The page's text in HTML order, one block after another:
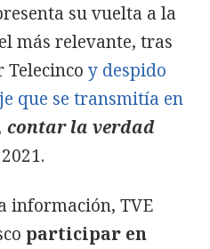
su vuelta a la
más relevante, tras
Telecinco y despido
que se transmitía en
contar la verdad
información, TVE
participar en